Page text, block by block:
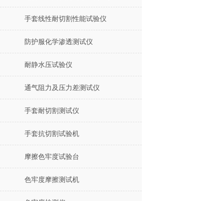
手套线性耐切割性能试验仪
防护服化学渗透测试仪
耐静水压试验仪
通气阻力及压力差测试仪
手套耐切割测试仪
手套抗切割试验机
摩擦色牢度试验台
色牢度摩擦测试机